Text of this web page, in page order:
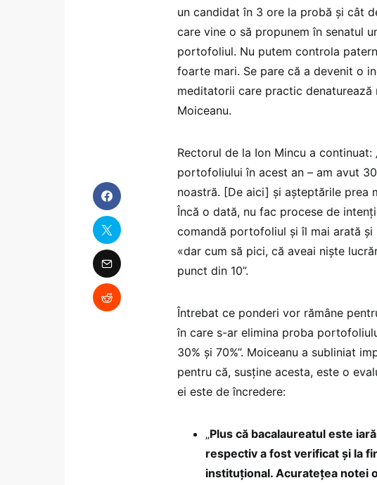
un candidat în 3 ore la probă și cât
care vine o să propunem în senatul
portofoliul. Nu putem controla
foarte mari. Se pare că a devenit o
meditatorii care practic
Moiceanu.
Rectorul de la Ion Mincu a
portofoliului în acest an – am avut
noastră. [De aici] și așteptările prea
Încă o dată, nu fac procese de
comandă portofoliul și îl mai arată
«dar cum să pici, că aveai niște
punct din 10”.
Întrebat ce ponderi vor rămâne
în care s-ar elimina proba
30% și 70%”. Moiceanu a subliniat
pentru că, susține acesta, este o
ei este de încredere:
„Plus că bacalaureatul este
respectiv a fost verificat și la
instituțional. Acuratețea notei